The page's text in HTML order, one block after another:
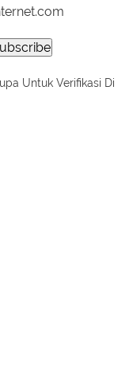
Untuk Verifikasi Di